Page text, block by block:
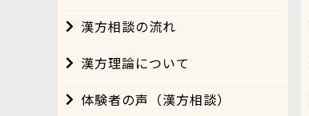
漢方相談の流れ
漢方理論について
体験者の声（漢方相談）